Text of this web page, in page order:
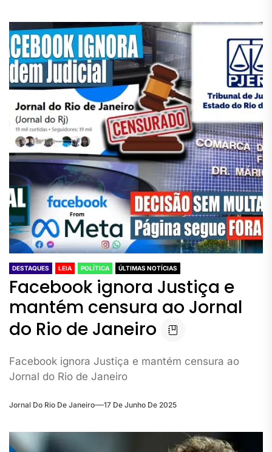
DESTAQUES LEIA POLÍTICA ÚLTIMAS NOTÍCIAS
Facebook ignora Justiça e
mantém censura ao Jornal
do Rio de Janeiro
Facebook ignora Justiça e mantém censura ao
Jornal do Rio de Janeiro
Jornal Do Rio De Janeiro 17 De Junho De 2025